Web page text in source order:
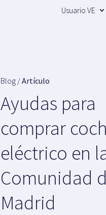
Usuario VE
Blog /Artículo
Ayudas para
comprar
eléctrico en
Comunidad
Madrid